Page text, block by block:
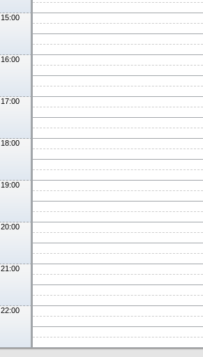
15:00
16:00
17:00
18:00
19:00
20:00
21:00
22:00